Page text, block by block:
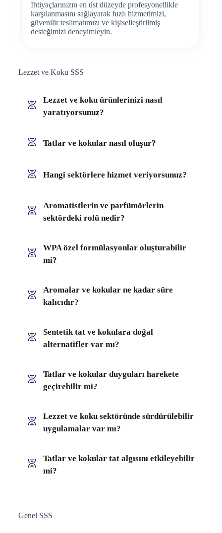
İhtiyaçlarınızın en üst düzeyde profesyonellikle
karşılanmasını sağlayarak hızlı hizmetimizi,
güvenilir teslimatımızı ve kişiselleştirilmiş
desteğimizi deneyimleyin.
Lezzet ve Koku SSS
Lezzet ve koku ürünlerinizi nasıl
yaratıyorsunuz?
Tatlar ve kokular nasıl oluşur?
Hangi sektörlere hizmet veriyorsunuz?
Aromatistlerin ve parfümörlerin
sektördeki rolü nedir?
WPA özel formülasyonlar oluşturabilir
mi?
Aromalar ve kokular ne kadar süre
kalıcıdır?
Sentetik tat ve kokulara doğal
alternatifler var mı?
Tatlar ve kokular duyguları harekete
geçirebilir mi?
Lezzet ve koku sektöründe sürdürülebilir
uygulamalar var mı?
Tatlar ve kokular tat algısını etkileyebilir
mi?
Genel SSS